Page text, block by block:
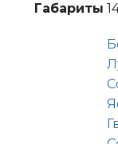
Габариты